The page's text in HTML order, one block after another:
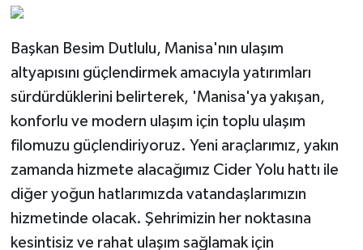
Başkan Besim Dutlulu, Manisa'nın ulaşım
altyapısını güçlendirmek amacıyla yatırımları
sürdürdüklerini belirterek, 'Manisa'ya yakışan,
konforlu ve modern ulaşım için toplu ulaşım
filomuzu güçlendiriyoruz. Yeni araçlarımız, yakın
zamanda hizmete alacağımız Cider Yolu hattı ile
diğer yoğun hatlarımızda vatandaşlarımızın
hizmetinde olacak. Şehrimizin her noktasına
kesintisiz ve rahat ulaşım sağlamak için